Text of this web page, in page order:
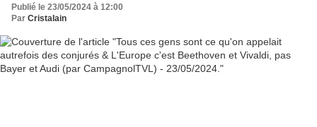
Publié le 23/05/2024 à 12:00
Par Cristalain